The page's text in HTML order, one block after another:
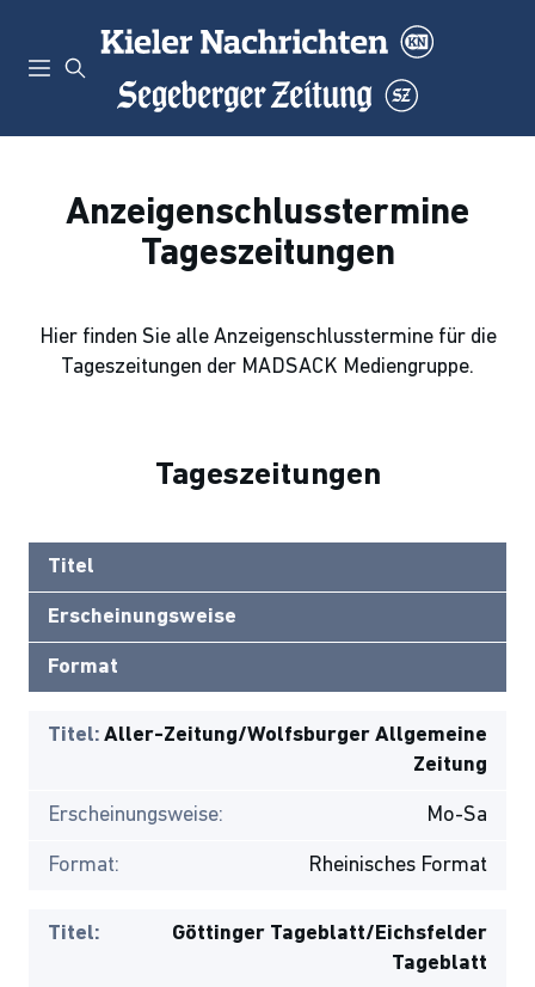
Anzeigenschlusstermine
Tageszeitungen
Hier finden Sie alle Anzeigenschlusstermine für die
Tageszeitungen der MADSACK Mediengruppe.
Tageszeitungen
Titel
Erscheinungsweise
Format
Titel: Aller-Zeitung/Wolfsburger Allgemeine
Zeitung
Erscheinungsweise: Mo-Sa
Format: Rheinisches Format
Titel:
Göttinger Tageblatt/Eichsfelder
Tageblatt